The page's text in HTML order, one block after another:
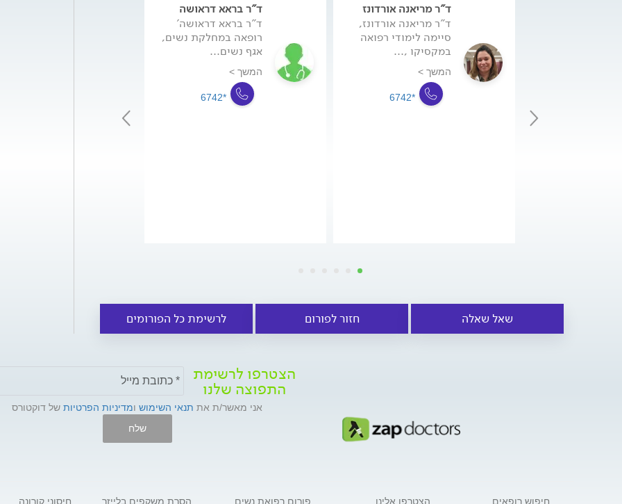
ד"ר בראא דראושה
ד"ר בראא דראושה'
רופאה במחלקת נשים,
אגף נשים...
המשך >
*6742
ד"ר מריאנה אורדונז
ד"ר מריאנה אורדונז,
סיימה לימודי רפואה
במקסיקו ,...
המשך >
*6742
שאל שאלה חזור לפורום לרשימת כל הפורומים
הצטרפו לרשימת
התפוצה שלנו
אני מאשר/ת את תנאי השימוש ומדיניות הפרטיות של דוקטורס
שלח
חיפוש רופאים הצטרפו אלינו פורום רפואת נשים הסרת משקפים בלייזר חיסוני קורונה